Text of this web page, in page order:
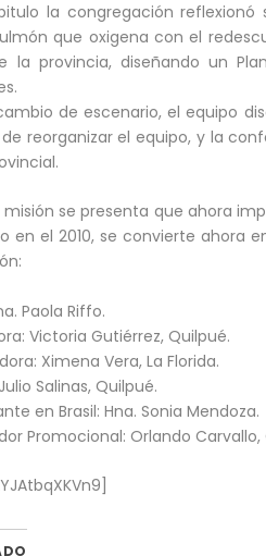
la congregación
que oxigena con el
la provincia, diseñando un
de escenario, el equipo
reorganizar el equipo, y la
misión se presenta que ahora
en el 2010, se convierte ahora
Paola Riffo.
Victoria Gutiérrez, Quilpué.
Ximena Vera, La Florida.
Salinas, Quilpué.
en Brasil: Hna. Sonia Mendoza.
Promocional: Orlando Carvallo,